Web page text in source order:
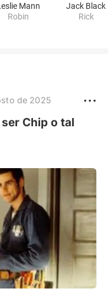
Mann
Robin
Jack Black
Rick
de 2025
Chip o tal